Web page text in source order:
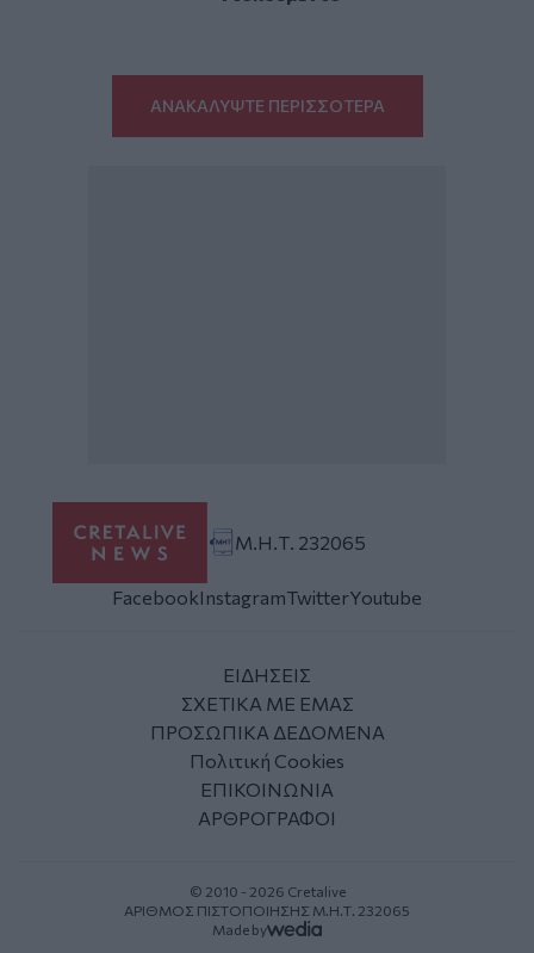
ΑΝΑΚΑΛΥΨΤΕ ΠΕΡΙΣΣΟΤΕΡΑ
Μ.Η.Τ. 232065
FacebookInstagramTwitterYoutube
ΕΙΔΗΣΕΙΣ
ΣΧΕΤΙΚΑ ΜΕ ΕΜΑΣ
ΠΡΟΣΩΠΙΚΑ ΔΕΔΟΜΕΝΑ
Πολιτική Cookies
ΕΠΙΚΟΙΝΩΝΙΑ
ΑΡΘΡΟΓΡΑΦΟΙ
© 2010 - 2026 Cretalive
ΑΡΙΘΜΟΣ ΠΙΣΤΟΠΟΙΗΣΗΣ Μ.Η.Τ. 232065
Made by